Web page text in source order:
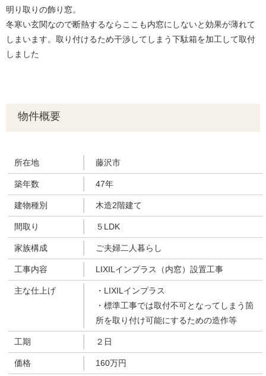
明り取りの飾り窓。
冬寒い玄関なので断熱するならここも内窓にしないと効果が薄れて
しまいます。取り付けるため干渉してしまう下駄箱を加工して取付
しました
物件概要
所在地 藤沢市
築年数 47年
建物種別 木造2階建て
間取り ５LDK
家族構成 ご夫婦二人暮らし
工事内容 LIXILインプラス（内窓）設置工事
主な仕上げ
・LIXILインプラス
・標準工事では取付不可となってしまう箇
所を取り付け可能にするための造作等
工期 ２日
価格 160万円